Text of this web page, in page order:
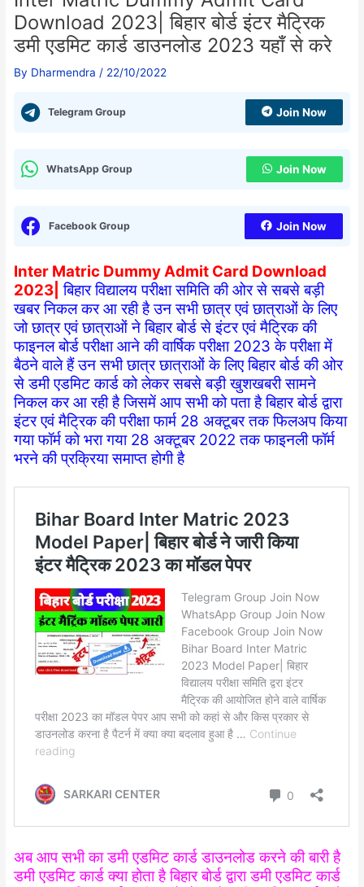
Download 2023| बिहार बोर्ड इंटर मैट्रिक
डमी एडमिट कार्ड डाउनलोड 2023 यहाँ से करे
By Dharmendra / 22/10/2022
Telegram Group Join Now
WhatsApp Group Join Now
Facebook Group Join Now
Inter Matric Dummy Admit Card Download
2023| बिहार विद्यालय परीक्षा समिति की ओर से सबसे बड़ी
खबर निकल कर आ रही है उन सभी छात्र एवं छात्राओं के लिए
जो छात्र एवं छात्राओं ने बिहार बोर्ड से इंटर एवं मैट्रिक की
फाइनल बोर्ड परीक्षा आने की वार्षिक परीक्षा 2023 के परीक्षा में
बैठने वाले हैं उन सभी छात्र छात्राओं के लिए बिहार बोर्ड की ओर
से डमी एडमिट कार्ड को लेकर सबसे बड़ी खुशखबरी सामने
निकल कर आ रही है जिसमें आप सभी को पता है बिहार बोर्ड द्वारा
इंटर एवं मैट्रिक की परीक्षा फार्म 28 अक्टूबर तक फिलअप किया
गया फॉर्म को भरा गया 28 अक्टूबर 2022 तक फाइनली फॉर्म
भरने की प्रक्रिया समाप्त होगी है
अब आप सभी का डमी एडमिट कार्ड डाउनलोड करने की बारी है
डमी एडमिट कार्ड क्या होता है बिहार बोर्ड द्वारा डमी एडमिट कार्ड